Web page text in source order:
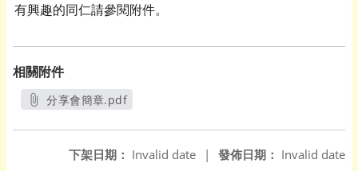
有興趣的同仁請參閱附件。
相關附件
分享會簡章.pdf
發佈日期： Invalid date
下架日期： Invalid date
|